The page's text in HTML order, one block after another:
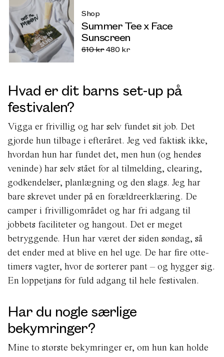
Shop
Summer Tee x Face
Sunscreen
610kr480 kr
Hvad er dit barns set-up på
festivalen?
Vigga er frivillig og har selv fundet sit job. Det
gjorde hun tilbage i efteråret. Jeg ved faktisk ikke,
hvordan hun har fundet det, men hun (og hendes
veninde) har selv stået for al tilmelding, clearing,
godkendelser, planlægning og den slags. Jeg har
bare skrevet under på en forældreerklæring. De
camper i frivilligområdet og har fri adgang til
jobbets faciliteter og hangout. Det er meget
betryggende. Hun har været der siden søndag, så
det ender med at blive en hel uge. De har fire otte-
timers vagter, hvor de sorterer pant – og hygger sig.
En loppetjans for fuld adgang til hele festivalen.
Har du nogle særlige
bekymringer?
Mine to største bekymringer er, om hun kan holde